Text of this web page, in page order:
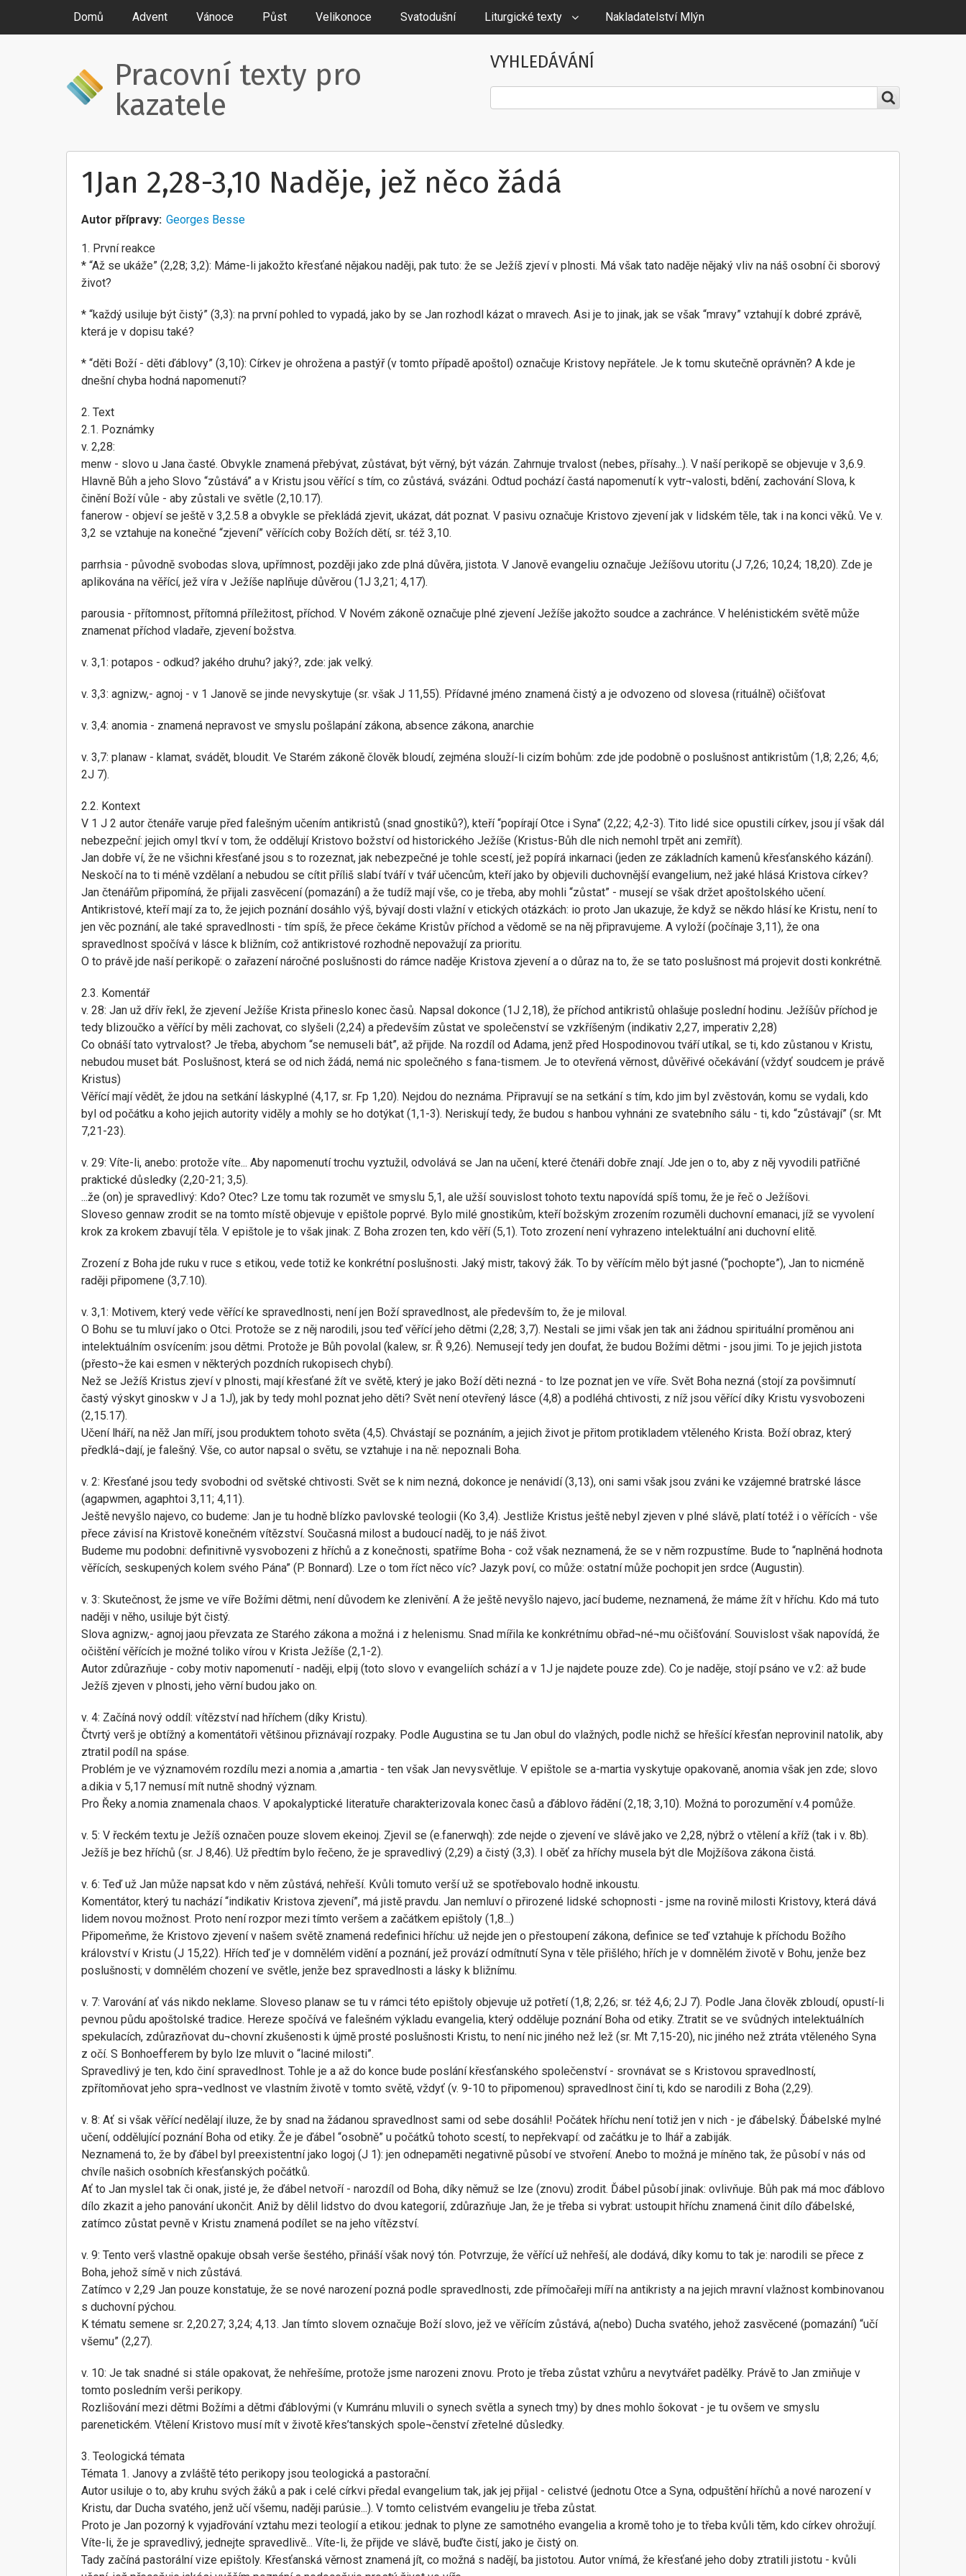
Domů Advent Vánoce Půst Velikonoce Svatodušní Liturgické texty Nakladatelství Mlýn
Pracovní texty pro
kazatele
VYHLEDÁVÁNÍ
1Jan 2,28-3,10 Naděje, jež něco žádá
Autor přípravy Georges Besse
1. První reakce
* “Až se ukáže” (2,28; 3,2): Máme-li jakožto křesťané nějakou naději, pak tuto: že se Ježíš zjeví v plnosti. Má však tato naděje nějaký vliv na náš osobní či sborový
život?
* “každý usiluje být čistý” (3,3): na první pohled to vypadá, jako by se Jan rozhodl kázat o mravech. Asi je to jinak, jak se však “mravy” vztahují k dobré zprávě,
která je v dopisu také?
* “děti Boží - děti ďáblovy” (3,10): Církev je ohrožena a pastýř (v tomto případě apoštol) označuje Kristovy nepřátele. Je k tomu skutečně oprávněn? A kde je
dnešní chyba hodná napomenutí?
2. Text
2.1. Poznámky
v. 2,28:
menw - slovo u Jana časté. Obvykle znamená přebývat, zůstávat, být věrný, být vázán. Zahrnuje trvalost (nebes, přísahy...). V naší perikopě se objevuje v 3,6.9.
Hlavně Bůh a jeho Slovo “zůstává” a v Kristu jsou věřící s tím, co zůstává, svázáni. Odtud pochází častá napomenutí k vytr¬valosti, bdění, zachování Slova, k
činění Boží vůle - aby zůstali ve světle (2,10.17).
fanerow - objeví se ještě v 3,2.5.8 a obvykle se překládá zjevit, ukázat, dát poznat. V pasivu označuje Kristovo zjevení jak v lidském těle, tak i na konci věků. Ve v.
3,2 se vztahuje na konečné “zjevení” věřících coby Božích dětí, sr. též 3,10.
parrhsia - původně svobodas slova, upřímnost, později jako zde plná důvěra, jistota. V Janově evangeliu označuje Ježíšovu utoritu (J 7,26; 10,24; 18,20). Zde je
aplikována na věřící, jež víra v Ježíše naplňuje důvěrou (1J 3,21; 4,17).
parousia - přítomnost, přítomná příležitost, příchod. V Novém zákoně označuje plné zjevení Ježíše jakožto soudce a zachránce. V helénistickém světě může
znamenat příchod vladaře, zjevení božstva.
v. 3,1: potapos - odkud? jakého druhu? jaký?, zde: jak velký.
v. 3,3: agnizw,- agnoj - v 1 Janově se jinde nevyskytuje (sr. však J 11,55). Přídavné jméno znamená čistý a je odvozeno od slovesa (rituálně) očišťovat
v. 3,4: anomia - znamená nepravost ve smyslu pošlapání zákona, absence zákona, anarchie
v. 3,7: planaw - klamat, svádět, bloudit. Ve Starém zákoně člověk bloudí, zejména slouží-li cizím bohům: zde jde podobně o poslušnost antikristům (1,8; 2,26; 4,6;
2J 7).
2.2. Kontext
V 1 J 2 autor čtenáře varuje před falešným učením antikristů (snad gnostiků?), kteří “popírají Otce i Syna” (2,22; 4,2-3). Tito lidé sice opustili církev, jsou jí však dál
nebezpeční: jejich omyl tkví v tom, že oddělují Kristovo božství od historického Ježíše (Kristus-Bůh dle nich nemohl trpět ani zemřít).
Jan dobře ví, že ne všichni křesťané jsou s to rozeznat, jak nebezpečné je tohle scestí, jež popírá inkarnaci (jeden ze základních kamenů křesťanského kázání).
Neskočí na to ti méně vzdělaní a nebudou se cítit příliš slabí tváří v tvář učencům, kteří jako by objevili duchovnější evangelium, než jaké hlásá Kristova církev?
Jan čtenářům připomíná, že přijali zasvěcení (pomazání) a že tudíž mají vše, co je třeba, aby mohli “zůstat” - musejí se však držet apoštolského učení.
Antikristové, kteří mají za to, že jejich poznání dosáhlo výš, bývají dosti vlažní v etických otázkách: io proto Jan ukazuje, že když se někdo hlásí ke Kristu, není to
jen věc poznání, ale také spravedlnosti - tím spíš, že přece čekáme Kristův příchod a vědomě se na něj připravujeme. A vyloží (počínaje 3,11), že ona
spravedlnost spočívá v lásce k bližním, což antikristové rozhodně nepovažují za prioritu.
O to právě jde naší perikopě: o zařazení náročné poslušnosti do rámce naděje Kristova zjevení a o důraz na to, že se tato poslušnost má projevit dosti konkrétně.
2.3. Komentář
v. 28: Jan už dřív řekl, že zjevení Ježíše Krista přineslo konec časů. Napsal dokonce (1J 2,18), že příchod antikristů ohlašuje poslední hodinu. Ježíšův příchod je
tedy blizoučko a věřící by měli zachovat, co slyšeli (2,24) a především zůstat ve společenství se vzkříšeným (indikativ 2,27, imperativ 2,28)
Co obnáší tato vytrvalost? Je třeba, abychom “se nemuseli bát”, až přijde. Na rozdíl od Adama, jenž před Hospodinovou tváří utíkal, se ti, kdo zůstanou v Kristu,
nebudou muset bát. Poslušnost, která se od nich žádá, nemá nic společného s fana-tismem. Je to otevřená věrnost, důvěřivé očekávání (vždyť soudcem je právě
Kristus)
Věřící mají vědět, že jdou na setkání láskyplné (4,17, sr. Fp 1,20). Nejdou do neznáma. Připravují se na setkání s tím, kdo jim byl zvěstován, komu se vydali, kdo
byl od počátku a koho jejich autority viděly a mohly se ho dotýkat (1,1-3). Neriskují tedy, že budou s hanbou vyhnáni ze svatebního sálu - ti, kdo “zůstávají” (sr. Mt
7,21-23).
v. 29: Víte-li, anebo: protože víte... Aby napomenutí trochu vyztužil, odvolává se Jan na učení, které čtenáři dobře znají. Jde jen o to, aby z něj vyvodili patřičné
praktické důsledky (2,20-21; 3,5).
...že (on) je spravedlivý: Kdo? Otec? Lze tomu tak rozumět ve smyslu 5,1, ale užší souvislost tohoto textu napovídá spíš tomu, že je řeč o Ježíšovi.
Sloveso gennaw zrodit se na tomto místě objevuje v epištole poprvé. Bylo milé gnostikům, kteří božským zrozením rozuměli duchovní emanaci, jíž se vyvolení
krok za krokem zbavují těla. V epištole je to však jinak: Z Boha zrozen ten, kdo věří (5,1). Toto zrození není vyhrazeno intelektuální ani duchovní elitě.
Zrození z Boha jde ruku v ruce s etikou, vede totiž ke konkrétní poslušnosti. Jaký mistr, takový žák. To by věřícím mělo být jasné (“pochopte”), Jan to nicméně
raději připomene (3,7.10).
v. 3,1: Motivem, který vede věřící ke spravedlnosti, není jen Boží spravedlnost, ale především to, že je miloval.
O Bohu se tu mluví jako o Otci. Protože se z něj narodili, jsou teď věřící jeho dětmi (2,28; 3,7). Nestali se jimi však jen tak ani žádnou spirituální proměnou ani
intelektuálním osvícením: jsou dětmi. Protože je Bůh povolal (kalew, sr. Ř 9,26). Nemusejí tedy jen doufat, že budou Božími dětmi - jsou jimi. To je jejich jistota
(přesto¬že kai esmen v některých pozdních rukopisech chybí).
Než se Ježíš Kristus zjeví v plnosti, mají křesťané žít ve světě, který je jako Boží děti nezná - to lze poznat jen ve víře. Svět Boha nezná (stojí za povšimnutí
častý výskyt ginoskw v J a 1J), jak by tedy mohl poznat jeho děti? Svět není otevřený lásce (4,8) a podléhá chtivosti, z níž jsou věřící díky Kristu vysvobozeni
(2,15.17).
Učení lháří, na něž Jan míří, jsou produktem tohoto světa (4,5). Chvástají se poznáním, a jejich život je přitom protikladem vtěleného Krista. Boží obraz, který
předklá¬dají, je falešný. Vše, co autor napsal o světu, se vztahuje i na ně: nepoznali Boha.
v. 2: Křesťané jsou tedy svobodni od světské chtivosti. Svět se k nim nezná, dokonce je nenávidí (3,13), oni sami však jsou zváni ke vzájemné bratrské lásce
(agapwmen, agaphtoi 3,11; 4,11).
Ještě nevyšlo najevo, co budeme: Jan je tu hodně blízko pavlovské teologii (Ko 3,4). Jestliže Kristus ještě nebyl zjeven v plné slávě, platí totéž i o věřících - vše
přece závisí na Kristově konečném vítězství. Současná milost a budoucí naděj, to je náš život.
Budeme mu podobni: definitivně vysvobozeni z hříchů a z konečnosti, spatříme Boha - což však neznamená, že se v něm rozpustíme. Bude to “naplněná hodnota
věřících, seskupených kolem svého Pána” (P. Bonnard). Lze o tom říct něco víc? Jazyk poví, co může: ostatní může pochopit jen srdce (Augustin).
v. 3: Skutečnost, že jsme ve víře Božími dětmi, není důvodem ke zlenivění. A že ještě nevyšlo najevo, jací budeme, neznamená, že máme žít v hříchu. Kdo má tuto
naději v něho, usiluje být čistý.
Slova agnizw,- agnoj jaou převzata ze Starého zákona a možná i z helenismu. Snad mířila ke konkrétnímu obřad¬né¬mu očišťování. Souvislost však napovídá, že
očištění věřících je možné toliko vírou v Krista Ježíše (2,1-2).
Autor zdůrazňuje - coby motiv napomenutí - naději, elpij (toto slovo v evangeliích schází a v 1J je najdete pouze zde). Co je naděje, stojí psáno ve v.2: až bude
Ježíš zjeven v plnosti, jeho věrní budou jako on.
v. 4: Začíná nový oddíl: vítězství nad hříchem (díky Kristu).
Čtvrtý verš je obtížný a komentátoři většinou přiznávají rozpaky. Podle Augustina se tu Jan obul do vlažných, podle nichž se hřešící křesťan neprovinil natolik, aby
ztratil podíl na spáse.
Problém je ve významovém rozdílu mezi a.nomia a ,amartia - ten však Jan nevysvětluje. V epištole se a-martia vyskytuje opakovaně, anomia však jen zde; slovo
a.dikia v 5,17 nemusí mít nutně shodný význam.
Pro Řeky a.nomia znamenala chaos. V apokalyptické literatuře charakterizovala konec časů a ďáblovo řádění (2,18; 3,10). Možná to porozumění v.4 pomůže.
v. 5: V řeckém textu je Ježíš označen pouze slovem ekeinoj. Zjevil se (e.fanerwqh): zde nejde o zjevení ve slávě jako ve 2,28, nýbrž o vtělení a kříž (tak i v. 8b).
Ježíš je bez hříchů (sr. J 8,46). Už předtím bylo řečeno, že je spravedlivý (2,29) a čistý (3,3). I oběť za hříchy musela být dle Mojžíšova zákona čistá.
v. 6: Teď už Jan může napsat kdo v něm zůstává, nehřeší. Kvůli tomuto verší už se spotřebovalo hodně inkoustu.
Komentátor, který tu nachází “indikativ Kristova zjevení”, má jistě pravdu. Jan nemluví o přirozené lidské schopnosti - jsme na rovině milosti Kristovy, která dává
lidem novou možnost. Proto není rozpor mezi tímto veršem a začátkem epištoly (1,8...)
Připomeňme, že Kristovo zjevení v našem světě znamená redefinici hříchu: už nejde jen o přestoupení zákona, definice se teď vztahuje k příchodu Božího
království v Kristu (J 15,22). Hřích teď je v domnělém vidění a poznání, jež provází odmítnutí Syna v těle přišlého; hřích je v domnělém životě v Bohu, jenže bez
poslušnosti; v domnělém chození ve světle, jenže bez spravedlnosti a lásky k bližnímu.
v. 7: Varování ať vás nikdo neklame. Sloveso planaw se tu v rámci této epištoly objevuje už potřetí (1,8; 2,26; sr. též 4,6; 2J 7). Podle Jana člověk zbloudí, opustí-li
pevnou půdu apoštolské tradice. Hereze spočívá ve falešném výkladu evangelia, který odděluje poznání Boha od etiky. Ztratit se ve svůdných intelektuálních
spekulacích, zdůrazňovat du¬chovní zkušenosti k újmě prosté poslušnosti Kristu, to není nic jiného než lež (sr. Mt 7,15-20), nic jiného než ztráta vtěleného Syna
z očí. S Bonhoefferem by bylo lze mluvit o “laciné milosti”.
Spravedlivý je ten, kdo činí spravedlnost. Tohle je a až do konce bude poslání křesťanského společenství - srovnávat se s Kristovou spravedlností,
zpřítomňovat jeho spra¬vedlnost ve vlastním životě v tomto světě, vždyť (v. 9-10 to připomenou) spravedlnost činí ti, kdo se narodili z Boha (2,29).
v. 8: Ať si však věřící nedělají iluze, že by snad na žádanou spravedlnost sami od sebe dosáhli! Počátek hříchu není totiž jen v nich - je ďábelský. Ďábelské mylné
učení, oddělující poznání Boha od etiky. Že je ďábel “osobně” u počátků tohoto scestí, to nepřekvapí: od začátku je to lhář a zabiják.
Neznamená to, že by ďábel byl preexistentní jako logoj (J 1): jen odnepaměti negativně působí ve stvoření. Anebo to možná je míněno tak, že působí v nás od
chvíle našich osobních křesťanských počátků.
Ať to Jan myslel tak či onak, jisté je, že ďábel netvoří - narozdíl od Boha, díky němuž se lze (znovu) zrodit. Ďábel působí jinak: ovlivňuje. Bůh pak má moc ďáblovo
dílo zkazit a jeho panování ukončit. Aniž by dělil lidstvo do dvou kategorií, zdůrazňuje Jan, že je třeba si vybrat: ustoupit hříchu znamená činit dílo ďábelské,
zatímco zůstat pevně v Kristu znamená podílet se na jeho vítězství.
v. 9: Tento verš vlastně opakuje obsah verše šestého, přináší však nový tón. Potvrzuje, že věřící už nehřeší, ale dodává, díky komu to tak je: narodili se přece z
Boha, jehož símě v nich zůstává.
Zatímco v 2,29 Jan pouze konstatuje, že se nové narození pozná podle spravedlnosti, zde přímočařeji míří na antikristy a na jejich mravní vlažnost kombinovanou
s duchovní pýchou.
K tématu semene sr. 2,20.27; 3,24; 4,13. Jan tímto slovem označuje Boží slovo, jež ve věřícím zůstává, a(nebo) Ducha svatého, jehož zasvěcené (pomazání) “učí
všemu” (2,27).
v. 10: Je tak snadné si stále opakovat, že nehřešíme, protože jsme narozeni znovu. Proto je třeba zůstat vzhůru a nevytvářet padělky. Právě to Jan zmiňuje v
tomto posledním verši perikopy.
Rozlišování mezi dětmi Božími a dětmi ďáblovými (v Kumránu mluvili o synech světla a synech tmy) by dnes mohlo šokovat - je tu ovšem ve smyslu
parenetickém. Vtělení Kristovo musí mít v životě křes’tanských spole¬čenství zřetelné důsledky.
3. Teologická témata
Témata 1. Janovy a zvláště této perikopy jsou teologická a pastorační.
Autor usiluje o to, aby kruhu svých žáků a pak i celé církvi předal evangelium tak, jak jej přijal - celistvé (jednotu Otce a Syna, odpuštění hříchů a nové narození v
Kristu, dar Ducha svatého, jenž učí všemu, naději parúsie...). V tomto celistvém evangeliu je třeba zůstat.
Proto je Jan pozorný k vyjadřování vztahu mezi teologií a etikou: jednak to plyne ze samotného evangelia a kromě toho je to třeba kvůli těm, kdo církev ohrožují.
Víte-li, že je spravedlivý, jednejte spravedlivě... Víte-li, že přijde ve slávě, buďte čistí, jako je čistý on.
Tady začíná pastorální vize epištoly. Křesťanská věrnost znamená jít, co možná s nadějí, ba jistotou. Autor vnímá, že křesťané jeho doby ztratili jistotu - kvůli